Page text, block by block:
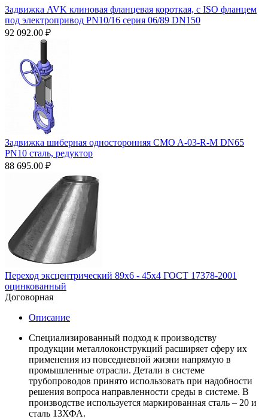
Задвижка AVK клиновая фланцевая короткая, с ISO фланцем
под электропривод PN10/16 серия 06/89 DN150
92 092.00 ₽
Задвижка шиберная односторонняя CMO A-03-R-M DN65
PN10 сталь, редуктор
88 695.00 ₽
Переход эксцентрический 89х6 - 45х4 ГОСТ 17378-2001
оцинкованный
Договорная
Описание
Специализированный подход к производству
продукции металлоконструкций расширяет сферу их
применения из повседневной жизни напрямую в
промышленные отрасли. Детали в системе
трубопроводов принято использовать при надобности
решения вопроса направленности среды в системе. В
производстве используется маркированная сталь – 20 и
сталь 13ХФА.